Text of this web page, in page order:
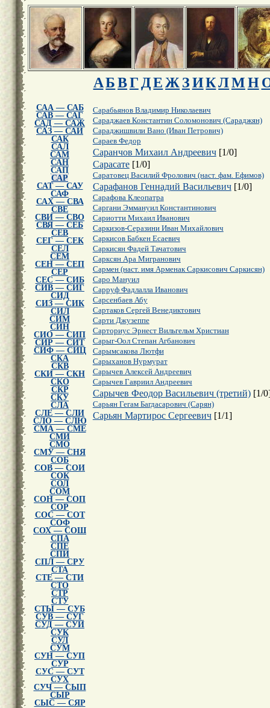
АБВГ ДЕ Ж ЗИКЛМН
САА — САБ
САВ — САГ
САД — САЖ
САЗ — САИ
САК
САЛ
САМ
САН
САП
САР
САТ — САУ
САФ
САХ — СВА
СВЕ
СВИ — СВО
СВЯ — СЕБ
СЕВ
СЕГ — СЕК
СЕЛ
СЕМ
СЕН — СЕП
СЕР
СЕС — СИБ
СИВ — СИГ
СИД
СИЗ — СИК
СИЛ
СИМ
СИН
СИО — СИП
СИР — СИТ
СИФ — СИЦ
СКА
СКВ
СКИ — СКН
СКО
СКР
СКУ
СЛА
СЛЕ — СЛИ
СЛО — СЛЮ
СМА — СМЕ
СМИ
СМО
СМУ — СНЯ
СОБ
СОВ — СОИ
СОК
СОЛ
СОМ
СОН — СОП
СОР
СОС — СОТ
СОФ
СОХ — СОШ
СПА
СПЕ
СПИ
СПЛ — СРУ
СТА
СТЕ — СТИ
СТО
СТР
СТУ
СТЫ — СУБ
СУВ — СУГ
СУД — СУИ
СУК
СУЛ
СУМ
СУН — СУП
СУР
СУС — СУТ
СУХ
СУЧ — СЫП
СЫР
СЫС — СЯР
Сарабьянов Владимир Николаевич
Сараджаев Константин Соломонович (Сараджян)
Сараджишвили Вано (Иван Петрович)
Сараев Федор
Саранчов Михаил Андреевич[1/0]
Сарасате[1/0]
Саратовец Василий Фролович (наст. фам. Ефимов)
Сарафанов Геннадий Васильевич[1/0]
Сарафова Клеопатра
Саргани Эммануил Константинович
Сариотти Михаил Иванович
Саркизов-Серазини Иван Михайлович
Саркисов Бабкен Есаевич
Саркисян Фадей Тачатович
Сарксян Ара Мигранович
Сармен (наст. имя Арменак Саркисович Саркисян)
Саро Мануил
Сарруф Фадлалла Иванович
Сарсенбаев Абу
Сартаков Сергей Венедиктович
Сарти Джузеппе
Сарториус Эрнест Вильгельм Христиан
Сарыг-Оол Степан Агбанович
Сарымсакова Лютфи
Сарыханов Нурмурат
Сарычев Алексей Андреевич
Сарычев Гавриил Андреевич
Сарычев Феодор Васильевич (третий)[1/0
Сарьян Гегам Багдасарович (Сарян)
Сарьян Мартирос Сергеевич[1/1]